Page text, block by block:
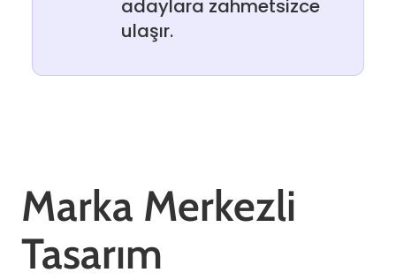
adaylara zahmetsizce
ulaşır.
Marka Merkezli
Tasarım